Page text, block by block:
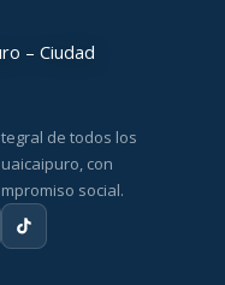
de todos los
con
social.